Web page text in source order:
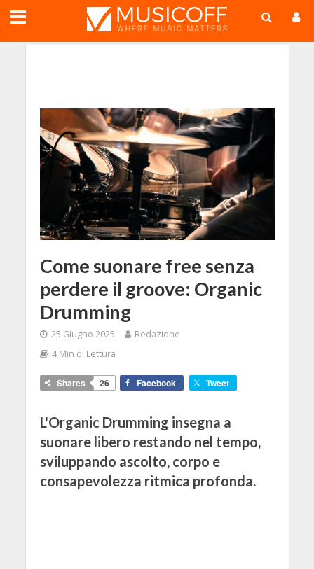
Come suonare free senza
perdere il groove: Organic
Drumming
25 Giugno 2025
Redazione
4 Min di Lettura
Shares 26 Facebook Tweet
L'Organic Drumming insegna a
suonare libero restando nel tempo,
sviluppando ascolto, corpo e
consapevolezza ritmica profonda.